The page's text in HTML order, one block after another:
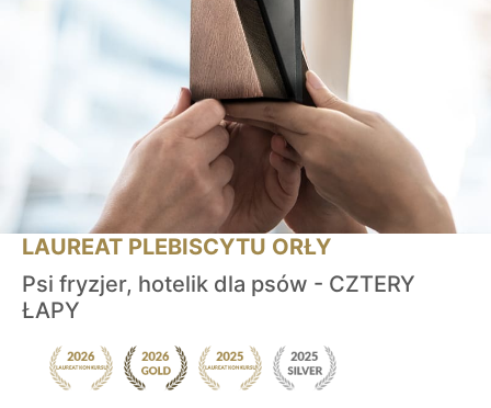
LAUREAT PLEBISCYTU ORŁY
Psi fryzjer, hotelik dla psów - CZTERY
ŁAPY